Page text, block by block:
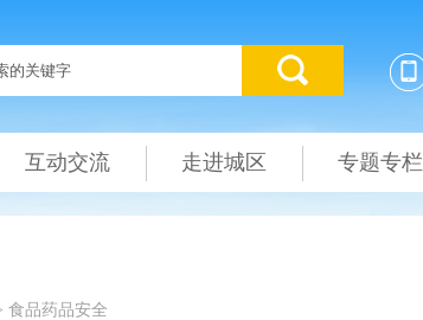
互动交流 走进城区 专题专栏
食品药品安全